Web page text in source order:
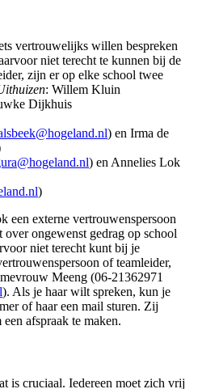
vertrouwelijks willen bespreken
niet terecht te kunnen bij de
zijn er op elke school twee
: Willem Kluin
Dijkhuis
) en Irma de
) en Annelies Lok
)
een externe vertrouwenspersoon
ongewenst gedrag op school
niet terecht kunt bij je
of teamleider,
Meeng (06-21362971
). Als je haar wilt spreken, kun je
of haar een mail sturen. Zij
afspraak te maken.
is cruciaal. Iedereen moet zich vrij